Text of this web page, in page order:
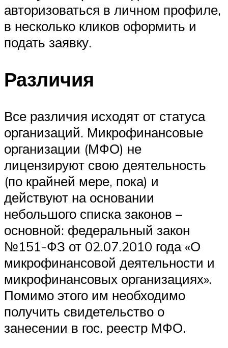
авторизоваться в личном профиле,
в несколько кликов оформить и
подать заявку.
Различия
Все различия исходят от статуса
организаций. Микрофинансовые
организации (МФО) не
лицензируют свою деятельность
(по крайней мере, пока) и
действуют на основании
небольшого списка законов –
основной: федеральный закон
№151-ФЗ от 02.07.2010 года «О
микрофинансовой деятельности и
микрофинансовых организациях».
Помимо этого им необходимо
получить свидетельство о
занесении в гос. реестр МФО.